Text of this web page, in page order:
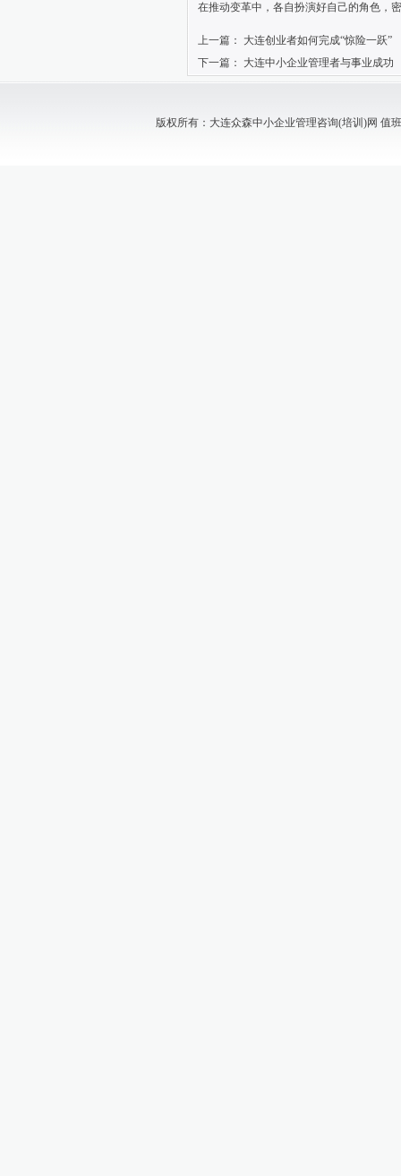
在推动变革中，各自扮演好自己的角色，
上一篇：
大连创业者如何完成“惊险一跃”
下一篇：
大连中小企业管理者与事业成功
版权所有：大连众森中小企业管理咨询(培训)网 值